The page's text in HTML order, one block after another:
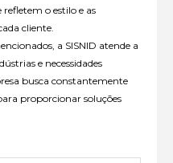
o estilo e as
cliente.
a SISNID atende a
e necessidades
busca constantemente
proporcionar soluções